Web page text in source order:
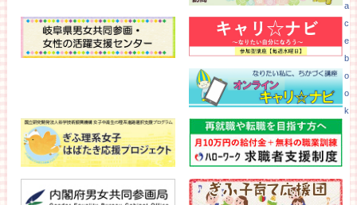
a
c
e
b
o
o
k